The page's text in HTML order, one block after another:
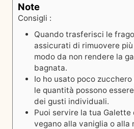
Note
Consigli :
Quando trasferisci le
assicurati di rimuovere
modo da non rendere la
bagnata.
Io ho usato poco
le quantità possono
dei gusti individuali.
Puoi servire la tua
vegano alla vaniglia o alla